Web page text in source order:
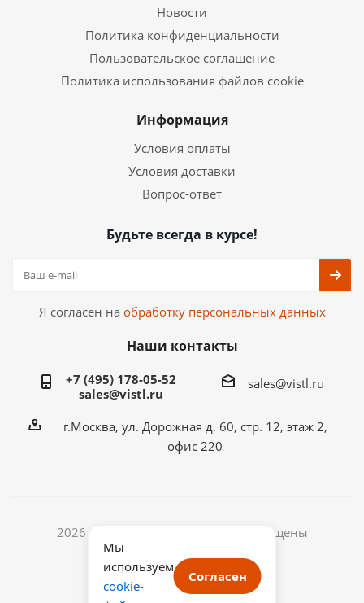
Новости
Политика конфиденциальности
Пользовательское соглашение
Политика использования файлов cookie
Информация
Условия оплаты
Условия доставки
Вопрос-ответ
Будьте всегда в курсе!
Я согласен на обработку персональных данных
Наши контакты
+7 (495) 178-05-52
sales@vistl.ru
sales@vistl.ru
г.Москва, ул. Дорожная д. 60, стр. 12, этаж 2,
офис 220
2026 © ООО ВИСТЛ. Все права защищены
ОГРН: 1187746067541
Мы
используем
cookie-
Согласен